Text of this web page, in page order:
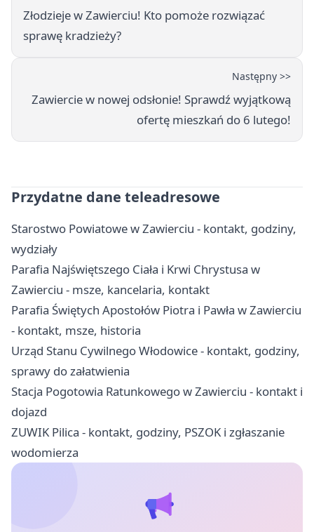
Złodzieje w Zawierciu! Kto pomoże rozwiązać
sprawę kradzieży?
Następny >>
Zawiercie w nowej odsłonie! Sprawdź wyjątkową
ofertę mieszkań do 6 lutego!
Przydatne dane teleadresowe
Starostwo Powiatowe w Zawierciu - kontakt, godziny,
wydziały
Parafia Najświętszego Ciała i Krwi Chrystusa w
Zawierciu - msze, kancelaria, kontakt
Parafia Świętych Apostołów Piotra i Pawła w Zawierciu
- kontakt, msze, historia
Urząd Stanu Cywilnego Włodowice - kontakt, godziny,
sprawy do załatwienia
Stacja Pogotowia Ratunkowego w Zawierciu - kontakt i
dojazd
ZUWIK Pilica - kontakt, godziny, PSZOK i zgłaszanie
wodomierza